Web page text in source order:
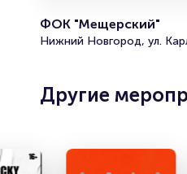
ФОК "Мещерский"
Нижний Новгород, ул.
Другие